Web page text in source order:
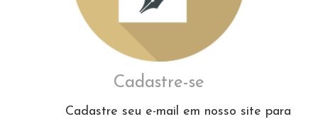
Cadastre-se
Cadastre seu e-mail em nosso site para